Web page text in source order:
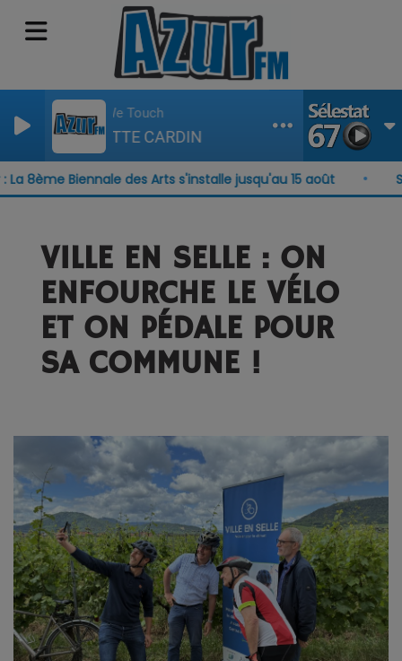
The Way We Touch
CHARLOTTE CARDIN
Biennale des Arts s'installe jusqu'au 15 août
VILLE EN SELLE : ON
ENFOURCHE LE VÉLO
ET ON PÉDALE POUR
SA COMMUNE !